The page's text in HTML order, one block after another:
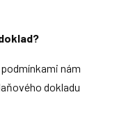
nám
dokladu